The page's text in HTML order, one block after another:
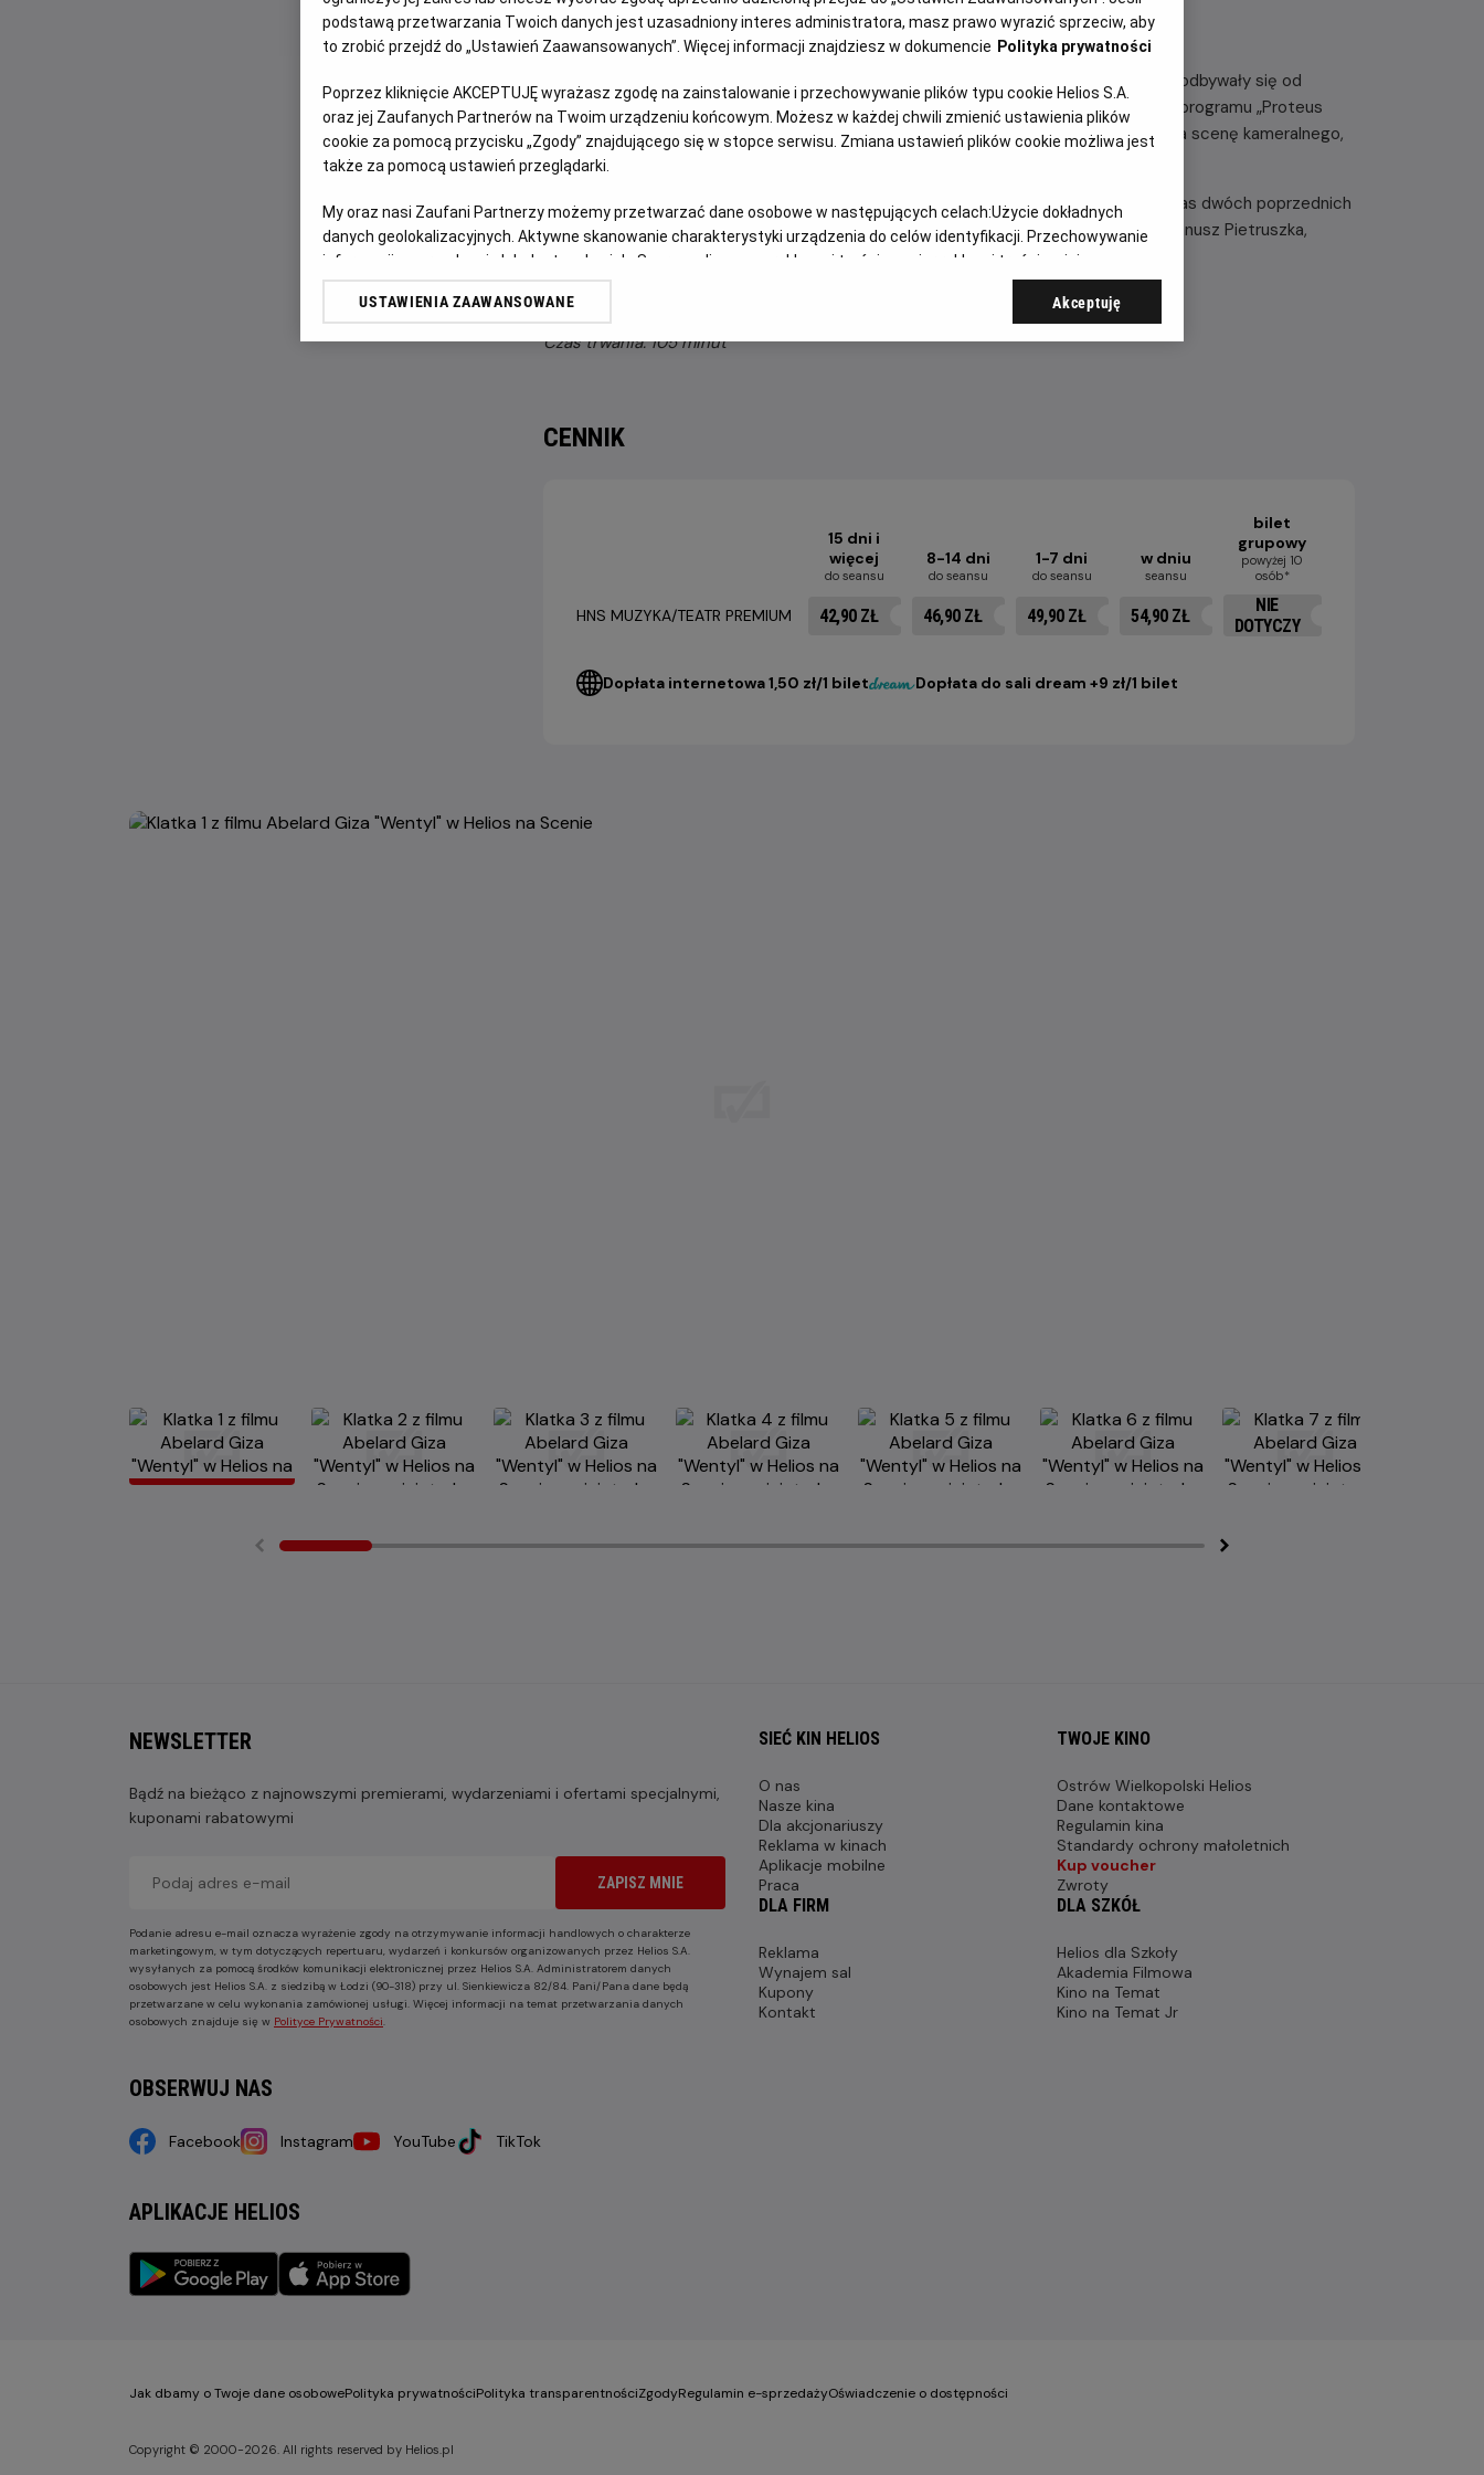
OPIS WYDARZENIA
WENTYL to siódmy solowy program stand-upowy Abelarda Gizy. Występy na żywo odbywały się od
sierpnia 2024 roku do maja 2026 roku. Dziesięć lat po wydaniu swojego pierwszego programu „Proteus
Vulgaris”, zarejestrowanego w warszawskiej Harendzie, Abelard postanowił wrócić na scenę kameralnego,
klimatycznego miejsca. Wybór padł na legendarny KIJ w Łodzi.
Nagranie programu odbyło się w pierwszej lokalizacji tego klubu. Podobnie jak podczas dwóch poprzednich
tras, również tym razem Abelardowi towarzyszyli znakomici komicy – Kuba Śliwka i Janusz Pietruszka,
których fragmenty występów będzie można zobaczyć także podczas projekcji.
Przygotuj się ponad 100 minut doskonałej zabawy!
Tylko w kinach Helios.
Czas trwania: 105 minut
CENNIK
15 dni i
więcej
do seansu
8-14 dni
do seansu
1-7 dni
do seansu
w dniu
seansu
bilet
grupowy
powyżej 10
osób*
HNS MUZYKA/TEATR PREMIUM 42,90 ZŁ 46,90 ZŁ 49,90 ZŁ 54,90 ZŁ
NIE
DOTYCZY
Dopłata internetowa 1,50 zł/1 bilet Dopłata do sali dream +9 zł/1 bilet
NEWSLETTER
Bądź na bieżąco z najnowszymi premierami, wydarzeniami i ofertami specjalnymi,
kuponami rabatowymi
ZAPISZ MNIE
Podanie adresu e-mail oznacza wyrażenie zgody na otrzymywanie informacji handlowych o charakterze
marketingowym, w tym dotyczących repertuaru, wydarzeń i konkursów organizowanych przez Helios S.A.
wysyłanych za pomocą środków komunikacji elektronicznej przez Helios S.A. Administratorem danych
osobowych jest Helios S.A. z siedzibą w Łodzi (90-318) przy ul. Sienkiewicza 82/84. Pani/Pana dane będą
przetwarzane w celu wykonania zamówionej usługi. Więcej informacji na temat przetwarzania danych
osobowych znajduje się w Polityce Prywatności.
OBSERWUJ NAS
Facebook Instagram YouTube TikTok
APLIKACJE HELIOS
SIEĆ KIN HELIOS
O nas
Nasze kina
Dla akcjonariuszy
Reklama w kinach
Aplikacje mobilne
Praca
TWOJE KINO
Ostrów Wielkopolski Helios
Dane kontaktowe
Regulamin kina
Standardy ochrony małoletnich
Kup voucher
Zwroty
DLA FIRM
Reklama
Wynajem sal
Kupony
Kontakt
DLA SZKÓŁ
Helios dla Szkoły
Akademia Filmowa
Kino na Temat
Kino na Temat Jr
Jak dbamy o Twoje dane osobowePolityka prywatnościPolityka transparentnościZgodyRegulamin e-sprzedażyOświadczenie o dostępności
Copyright © 2000-2026. All rights reserved by Helios.pl
podstawą przetwarzania Twoich danych jest uzasadniony interes administratora, masz prawo wyrazić sprzeciw, aby
to zrobić przejdź do „Ustawień Zaawansowanych”. Więcej informacji znajdziesz w dokumencie Polityka prywatności
Poprzez kliknięcie AKCEPTUJĘ wyrażasz zgodę na zainstalowanie i przechowywanie plików typu cookie Helios S.A.
oraz jej Zaufanych Partnerów na Twoim urządzeniu końcowym. Możesz w każdej chwili zmienić ustawienia plików
cookie za pomocą przycisku „Zgody” znajdującego się w stopce serwisu. Zmiana ustawień plików cookie możliwa jest
także za pomocą ustawień przeglądarki.
My oraz nasi Zaufani Partnerzy możemy przetwarzać dane osobowe w następujących celach:Użycie dokładnych
danych geolokalizacyjnych. Aktywne skanowanie charakterystyki urządzenia do celów identyfikacji. Przechowywanie
informacji na urządzeniu lub dostęp do nich. Spersonalizowane reklamy i treści, pomiar reklam i treści, opinie
odbiorców i ulepszanie usług.
USTAWIENIA ZAAWANSOWANE Akceptuję